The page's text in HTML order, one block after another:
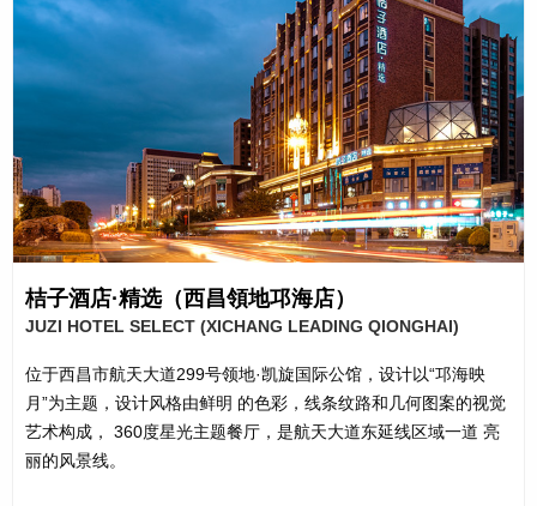
桔⼦酒店·精选（西昌領地邛海店）
JUZI HOTEL SELECT (XICHANG LEADING QIONGHAI)
位于西昌市航天⼤道299号领地·凯旋国际公馆，设计以“邛海映
⽉”为主题，设计⻛格由鲜明 的⾊彩，线条纹路和⼏何图案的视觉
艺术构成， 360度星光主题餐厅，是航天⼤道东延线区域⼀道 亮
丽的⻛景线。